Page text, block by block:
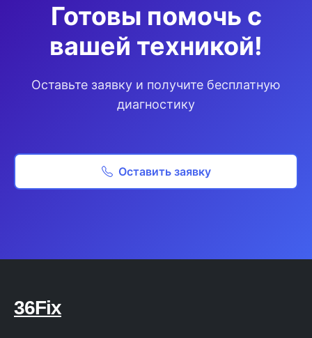
Готовы помочь с
вашей техникой!
Оставьте заявку и получите бесплатную
диагностику
Оставить заявку
36Fix